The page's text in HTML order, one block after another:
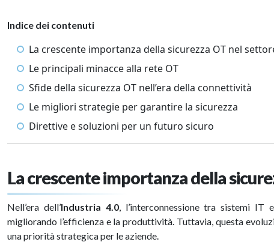
Indice dei contenuti
La crescente importanza della sicurezza OT nel
Le principali minacce alla rete OT
Sfide della sicurezza OT nell’era della connettività
Le migliori strategie per garantire la sicurezza
Direttive e soluzioni per un futuro sicuro
La crescente importanza della
Nell’era dell’Industria 4.0, l’interconnessione tra sistemi IT e
migliorando l’efficienza e la produttività. Tuttavia, questa
una priorità strategica per le aziende.